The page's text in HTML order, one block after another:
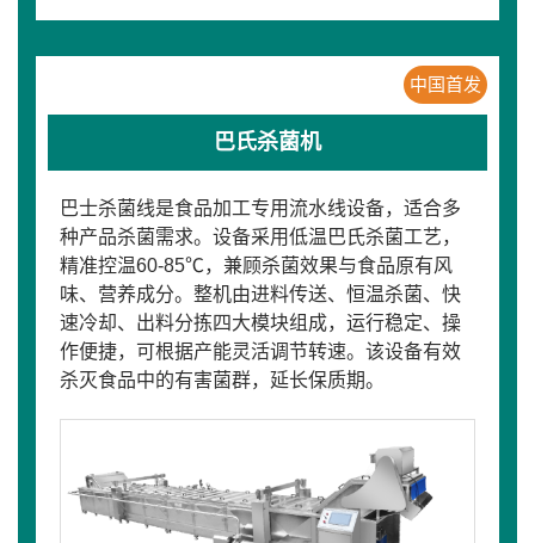
中国首发
巴氏杀菌机
巴士杀菌线是食品加工专用流水线设备，适合多
种产品杀菌需求。设备采用低温巴氏杀菌工艺，
精准控温60-85℃，兼顾杀菌效果与食品原有风
味、营养成分。整机由进料传送、恒温杀菌、快
速冷却、出料分拣四大模块组成，运行稳定、操
作便捷，可根据产能灵活调节转速。该设备有效
杀灭食品中的有害菌群，延长保质期。